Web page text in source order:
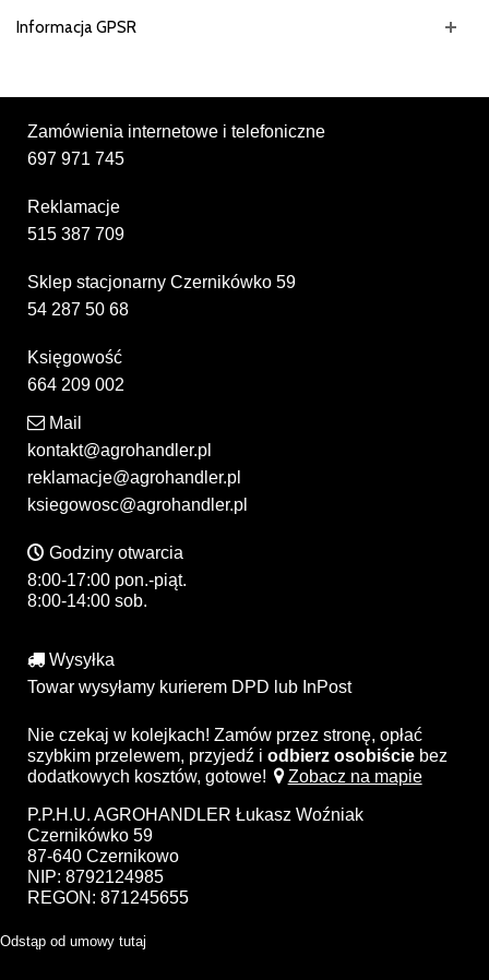
Informacja GPSR
Zamówienia internetowe i telefoniczne
697 971 745
Reklamacje
515 387 709
Sklep stacjonarny Czernikówko 59
54 287 50 68
Księgowość
664 209 002
Mail
kontakt@agrohandler.pl
reklamacje@agrohandler.pl
ksiegowosc@agrohandler.pl
Godziny otwarcia
8:00-17:00 pon.-piąt.
8:00-14:00 sob.
Wysyłka
Towar wysyłamy kurierem DPD lub InPost
Nie czekaj w kolejkach! Zamów przez stronę, opłać
szybkim przelewem, przyjedź i odbierz osobiście bez
dodatkowych kosztów, gotowe!
Zobacz na mapie
P.P.H.U. AGROHANDLER Łukasz Woźniak
Czernikówko 59
87-640 Czernikowo
NIP: 8792124985
REGON: 871245655
Odstąp od umowy tutaj